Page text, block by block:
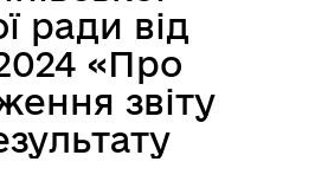
на 2024
міської
2024 рік
викладення
редакції»
ради від
«Про
звіту